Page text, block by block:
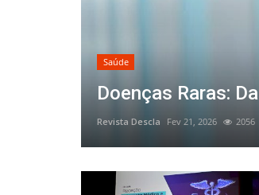
Saúde
Doenças Raras:
Revista Descla Fev 21, 2026 2056